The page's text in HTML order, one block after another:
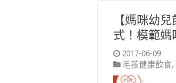
【媽咪幼
式！模範媽
2017-06-09
毛孩健康飲食,